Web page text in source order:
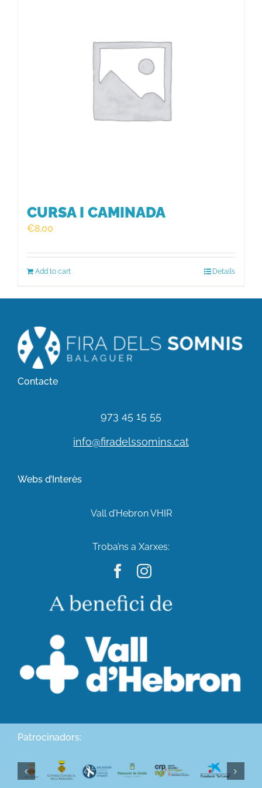
FER UN DONATIU!
INSCRIPCIÓ CURSA / CAMINADA
CURSA I CAMINADA
€8.00
Add to cart Details
Contacte
973 45 15 55
info@firadelssomins.cat
Webs d’Interès
Vall d’Hebron VHIR
Troba’ns a Xarxes:
Patrocinadors: